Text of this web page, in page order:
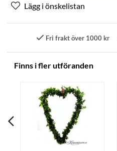
Fri frakt över 1000 kr
Finns i fler utföranden